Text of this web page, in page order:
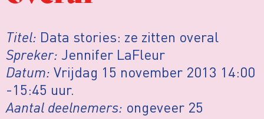
Titel: Data stories: ze zitten overal
Spreker: Jennifer LaFleur
Datum: Vrijdag 15 november 2013 14:00
-15:45 uur.
Aantal deelnemers: ongeveer 25